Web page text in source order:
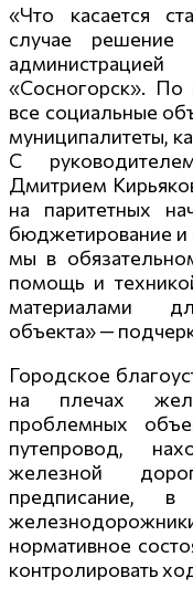
«Что касается
случае
«Сосногорск». По
все социальные
муниципалитеты,
С
Дмитрием
на паритетных
бюджетирование и
мы в
помощь и
материалами
объекта» —
Городское
на плечах
проблемных
путепровод,
железной
предписание,
нормативное
контролировать